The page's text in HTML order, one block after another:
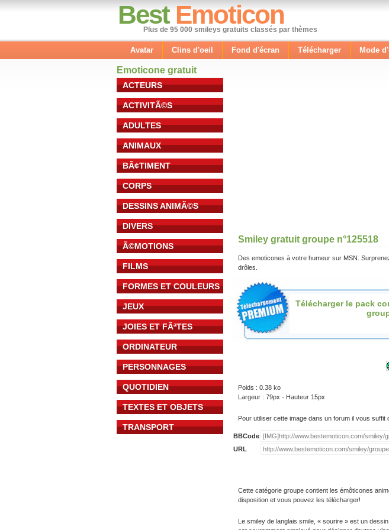
Best Emoticon
Plus de 95 000 smileys gratuits classés par thèmes
Avatar Clins d'oeil Fond d'écran Télécharger Mode
Emoticone gratuit
ACTEURS
ACTIVITÃ©S
ADULTES
ANIMAUX
BÃ¢TIMENT
CORPS
DESSINS ANIMÃ©S
DIVERS
Ã©MOTIONS
FILMS
FORMES ET COULEURS
JEUX
JOIES ET FÃªTES
ORDINATEUR
PERSONNAGES
QUOTIDIEN
TEXTES ET OBJETS
TRANSPORT
Smiley gratuit groupe n°125518
Des emoticones à votre humeur sur MSN.
drôles.
Télécharger le pack
Poids : 0.38 ko
Largeur : 79px - Hauteur 15px
Pour utiliser cette image dans un forum il vous
BBCode
URL
Cette catégorie groupe contient les émôticones
disposition et vous pouvez les télécharger!
Le smiley de langlais smile, « sourire » est un